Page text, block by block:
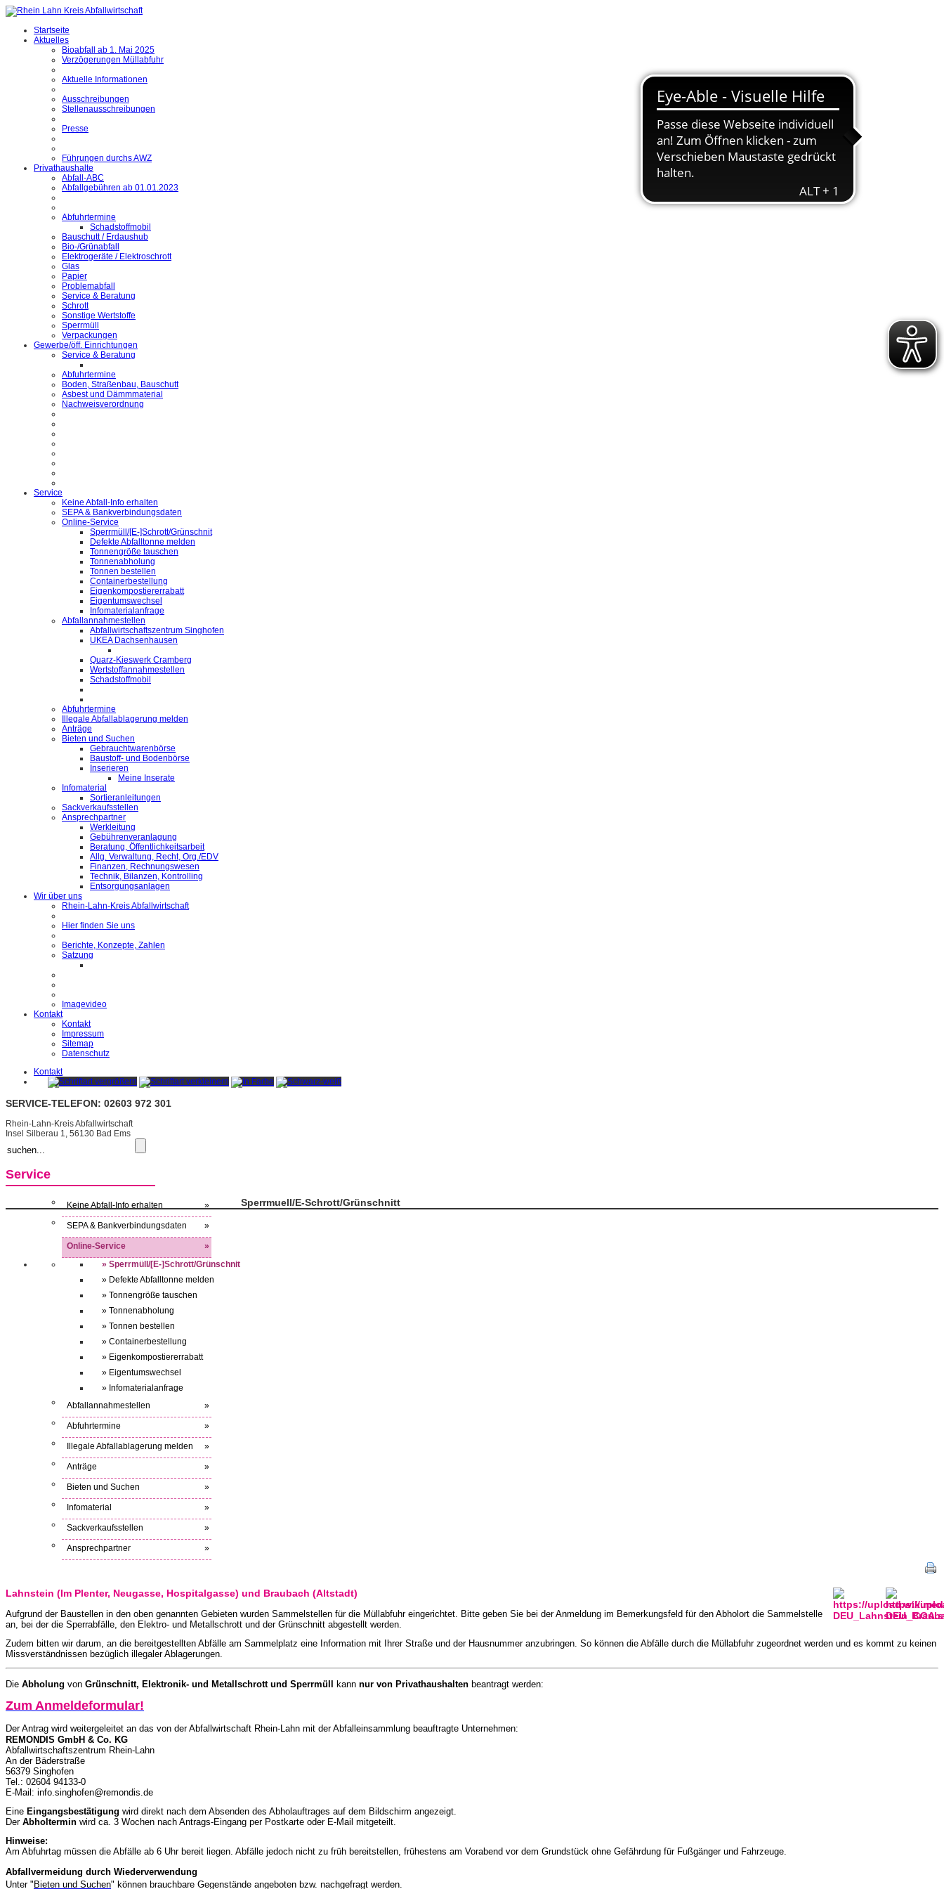
Startseite
Aktuelles
Bioabfall ab 1. Mai 2025
Verzögerungen Müllabfuhr
Aktuelle Informationen
Ausschreibungen
Stellenausschreibungen
Presse
Führungen durchs AWZ
Privathaushalte
Abfall-ABC
Abfallgebühren ab 01.01.2023
Abfuhrtermine
Schadstoffmobil
Bauschutt / Erdaushub
Bio-/Grünabfall
Elektrogeräte / Elektroschrott
Glas
Papier
Problemabfall
Service & Beratung
Schrott
Sonstige Wertstoffe
Sperrmüll
Verpackungen
Gewerbe/öff. Einrichtungen
Service & Beratung
Abfuhrtermine
Boden, Straßenbau, Bauschutt
Asbest und Dämmmaterial
Nachweisverordnung
Service
Keine Abfall-Info erhalten
SEPA & Bankverbindungsdaten
Online-Service
Sperrmüll/[E-]Schrott/Grünschnit
Defekte Abfalltonne melden
Tonnengröße tauschen
Tonnenabholung
Tonnen bestellen
Containerbestellung
Eigenkompostiererrabatt
Eigentumswechsel
Infomaterialanfrage
Abfallannahmestellen
Abfallwirtschaftszentrum Singhofen
UKEA Dachsenhausen
Quarz-Kieswerk Cramberg
Wertstoffannahmestellen
Schadstoffmobil
Abfuhrtermine
Illegale Abfallablagerung melden
Anträge
Bieten und Suchen
Gebrauchtwarenbörse
Baustoff- und Bodenbörse
Inserieren
Meine Inserate
Infomaterial
Sortieranleitungen
Sackverkaufsstellen
Ansprechpartner
Werkleitung
Gebührenveranlagung
Beratung, Öffentlichkeitsarbeit
Allg. Verwaltung, Recht, Org./EDV
Finanzen, Rechnungswesen
Technik, Bilanzen, Kontrolling
Entsorgungsanlagen
Wir über uns
Rhein-Lahn-Kreis Abfallwirtschaft
Hier finden Sie uns
Berichte, Konzepte, Zahlen
Satzung
Imagevideo
Kontakt
Kontakt
Impressum
Sitemap
Datenschutz
Kontakt
SERVICE-TELEFON: 02603 972 301
Rhein-Lahn-Kreis Abfallwirtschaft
Insel Silberau 1, 56130 Bad Ems
Service
Keine Abfall-Info erhalten »
SEPA & Bankverbindungsdaten »
Online-Service
»
» Sperrmüll/[E-]Schrott/Grünschnit
» Defekte Abfalltonne melden
» Tonnengröße tauschen
» Tonnenabholung
» Tonnen bestellen
» Containerbestellung
» Eigenkompostiererrabatt
» Eigentumswechsel
» Infomaterialanfrage
Abfallannahmestellen
»
Abfuhrtermine »
Illegale Abfallablagerung melden »
Anträge »
Bieten und Suchen »
Infomaterial »
Sackverkaufsstellen »
Ansprechpartner »
Sperrmuell/E-Schrott/Grünschnitt
Lahnstein (Im Plenter, Neugasse, Hospitalgasse) und Braubach (Altstadt)
Aufgrund der Baustellen in den oben genannten Gebieten wurden Sammelstellen für die Müllabfuhr eingerichtet. Bitte geben Sie bei der Anmeldung im Bemerkungsfeld für den Abholort die Sammelstelle
an, bei der die Sperrabfälle, den Elektro- und Metallschrott und der Grünschnitt abgestellt werden.
Zudem bitten wir darum, an die bereitgestellten Abfälle am Sammelplatz eine Information mit Ihrer Straße und der Hausnummer anzubringen. So können die Abfälle durch die Müllabfuhr zugeordnet werden und es kommt zu keinen
Missverständnissen bezüglich illegaler Ablagerungen.
Die Abholung von Grünschnitt, Elektronik- und Metallschrott und Sperrmüll kann nur von Privathaushalten beantragt werden:
Zum Anmeldeformular!
Der Antrag wird weitergeleitet an das von der Abfallwirtschaft Rhein-Lahn mit der Abfalleinsammlung beauftragte Unternehmen:
REMONDIS GmbH & Co. KG
Abfallwirtschaftszentrum Rhein-Lahn
An der Bäderstraße
56379 Singhofen
Tel.: 02604 94133-0
E-Mail: info.singhofen@remondis.de
Eine Eingangsbestätigung wird direkt nach dem Absenden des Abholauftrages auf dem Bildschirm angezeigt.
Der Abholtermin wird ca. 3 Wochen nach Antrags-Eingang per Postkarte oder E-Mail mitgeteilt.
Hinweise:
Am Abfuhrtag müssen die Abfälle ab 6 Uhr bereit liegen. Abfälle jedoch nicht zu früh bereitstellen, frühestens am Vorabend vor dem Grundstück ohne Gefährdung für Fußgänger und Fahrzeuge.
Abfallvermeidung durch Wiederverwendung
Unter " Bieten und Suchen" können brauchbare Gegenstände angeboten bzw. nachgefragt werden.